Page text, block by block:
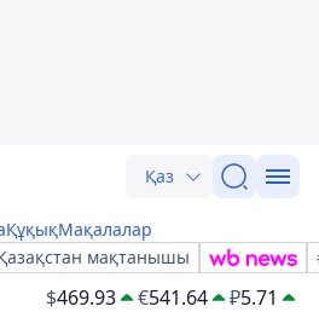
Қаз
ҚұқықМақалалар
мақтанышы
$469.93 €541.64 ₽5.71